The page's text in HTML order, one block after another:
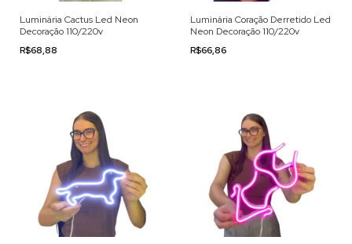
Luminária Cactus Led Neon
Decoração 110/220v
R$68,88
Luminária Coração Derretido Led
Neon Decoração 110/220v
R$66,86